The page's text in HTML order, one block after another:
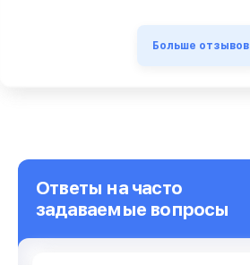
Больше отзывов
Ответы на часто
задаваемые вопросы